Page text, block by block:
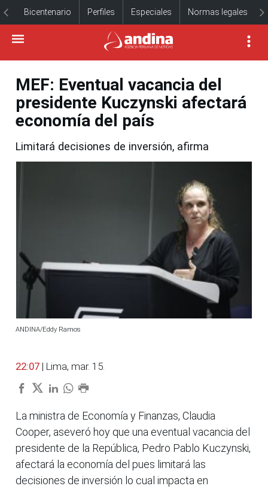
Bicentenario Perfiles Especiales Normas legales
MEF: Eventual vacancia del
presidente Kuczynski afectará
economía del país
Limitará decisiones de inversión, afirma
ANDINA/Eddy Ramos
22:07 | Lima, mar. 15.
La ministra de Economía y Finanzas, Claudia
Cooper, aseveró hoy que una eventual vacancia del
presidente de la República, Pedro Pablo Kuczynski,
afectará la economía del pues limitará las
decisiones de inversión lo cual impacta en